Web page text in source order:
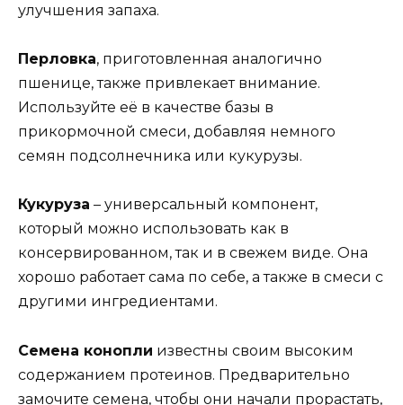
улучшения запаха.
Перловка, приготовленная аналогично
пшенице, также привлекает внимание.
Используйте её в качестве базы в
прикормочной смеси, добавляя немного
семян подсолнечника или кукурузы.
Кукуруза – универсальный компонент,
который можно использовать как в
консервированном, так и в свежем виде. Она
хорошо работает сама по себе, а также в смеси с
другими ингредиентами.
Семена конопли известны своим высоким
содержанием протеинов. Предварительно
замочите семена, чтобы они начали прорастать,